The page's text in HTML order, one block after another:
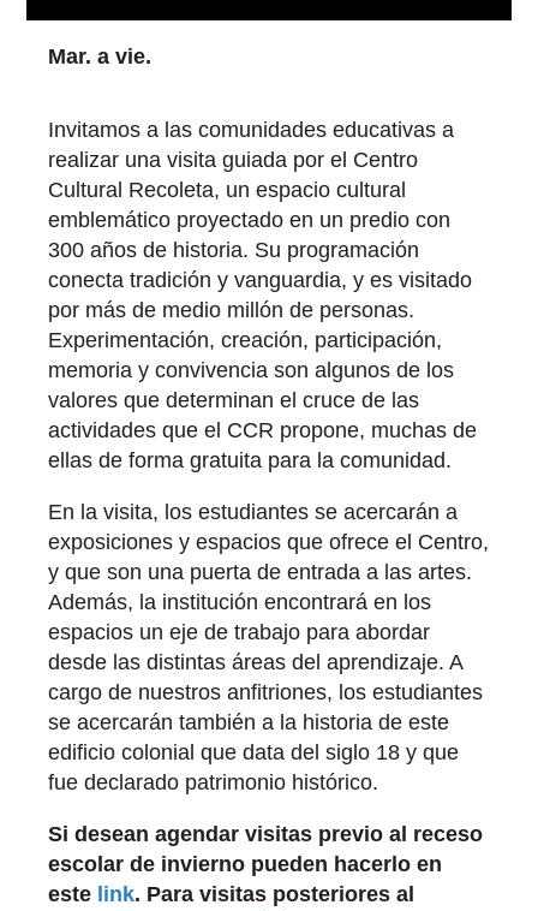
Mar. a vie.
Invitamos a las comunidades educativas a
realizar una visita guiada por el Centro
Cultural Recoleta, un espacio cultural
emblemático proyectado en un predio con
300 años de historia. Su programación
conecta tradición y vanguardia, y es visitado
por más de medio millón de personas.
Experimentación, creación, participación,
memoria y convivencia son algunos de los
valores que determinan el cruce de las
actividades que el CCR propone, muchas de
ellas de forma gratuita para la comunidad.
En la visita, los estudiantes se acercarán a
exposiciones y espacios que ofrece el Centro,
y que son una puerta de entrada a las artes.
Además, la institución encontrará en los
espacios un eje de trabajo para abordar
desde las distintas áreas del aprendizaje. A
cargo de nuestros anfitriones, los estudiantes
se acercarán también a la historia de este
edificio colonial que data del siglo 18 y que
fue declarado patrimonio histórico.
Si desean agendar visitas previo al receso
escolar de invierno pueden hacerlo en
este link. Para visitas posteriores al